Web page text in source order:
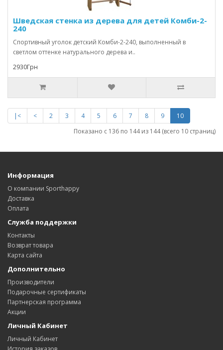
Шведская стенка из дерева для детей Комби-2-
240
Спортивный уголок детский Комби-2-240, выполненный в
светлом оттенке натурального дерева и..
2930Грн
|< < 2 3 4 5 6 7 8 9
10
Показано с 136 по 144 из 144 (всего 10 страниц)
Информация
О компании Sporthappy
Доставка
Оплата
Служба поддержки
Контакты
Возврат товара
Карта сайта
Дополнительно
Производители
Подарочные сертификаты
Партнерская программа
Акции
Личный Кабинет
Личный Кабинет